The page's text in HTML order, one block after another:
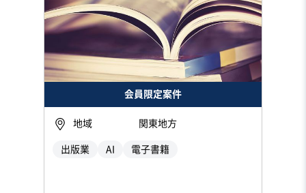
会員限定案件
地域 関東地方
出版業 AI 電子書籍